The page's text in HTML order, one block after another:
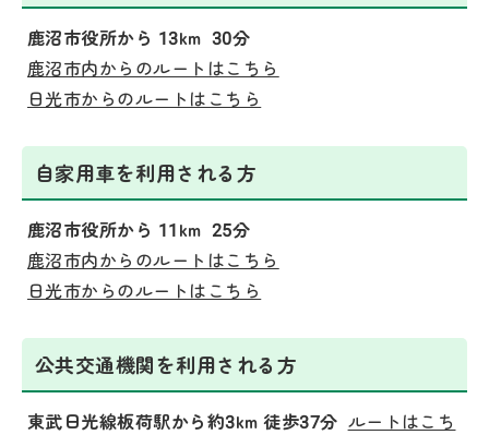
鹿沼市役所から 13km 30分
鹿沼市内からのルートはこちら
日光市からのルートはこちら
自家用車を利用される方
鹿沼市役所から 11km 25分
鹿沼市内からのルートはこちら
日光市からのルートはこちら
公共交通機関を利用される方
東武日光線板荷駅から約3km 徒歩37分 ルートはこち